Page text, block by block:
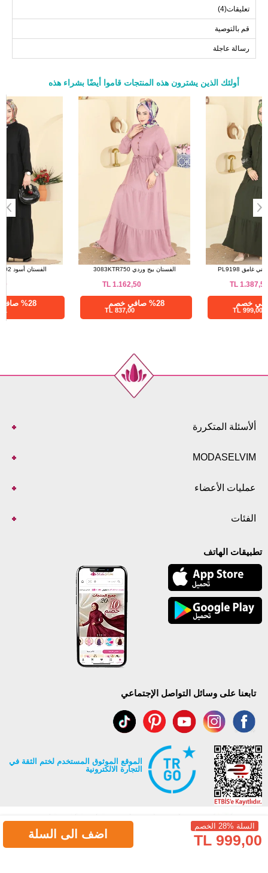
46
48
50
120
116
137
52
122
118
137
تعليقات(4)
قم بالتوصية
رسالة عاجلة
السلة %28 الخصم
999,00 TL اضف الى السلة
أولئك الذين يشترون هذه المنتجات قاموا أيضًا بشراء هذه
a>
الفستان بيج وردي 3083KTR750 الفستان أخضر عفني غامق PL9198
ألأسئلة المتكررة
MODASELVIM
عمليات الأعضاء
الفئات
تطبيقات الهاتف
تابعنا على وسائل التواصل الإجتماعي
الموقع الموثوق المستخدم لختم الثقة في
التجارة الالكترونية
جميع حقوق Modaselvim محفوظة ©2026